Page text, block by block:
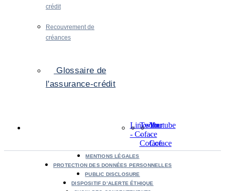
crédit
Recouvrement de
créances
Glossaire de
l'assurance-crédit
LinkedIn
- Coface
Twitter
-
Coface
Youtube
-
Coface
MENTIONS LÉGALES
PROTECTION DES DONNÉES PERSONNELLES
PUBLIC DISCLOSURE
DISPOSITIF D’ALERTE ÉTHIQUE